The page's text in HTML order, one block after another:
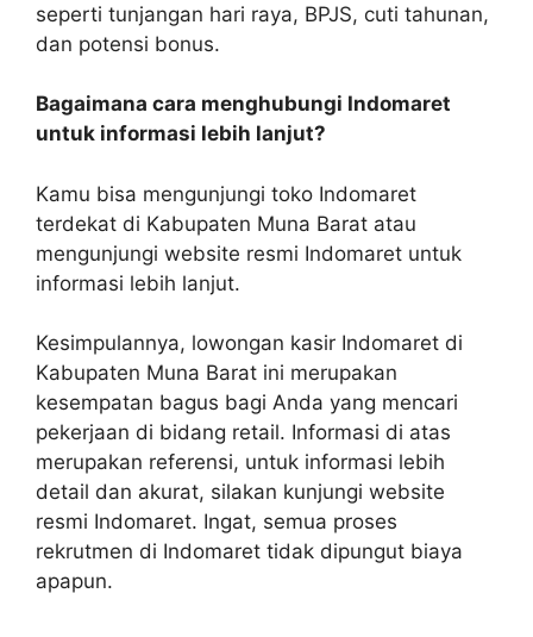
seperti tunjangan hari raya, BPJS, cuti tahunan,
dan potensi bonus.
Bagaimana cara menghubungi Indomaret
untuk informasi lebih lanjut?
Kamu bisa mengunjungi toko Indomaret
terdekat di Kabupaten Muna Barat atau
mengunjungi website resmi Indomaret untuk
informasi lebih lanjut.
Kesimpulannya, lowongan kasir Indomaret di
Kabupaten Muna Barat ini merupakan
kesempatan bagus bagi Anda yang mencari
pekerjaan di bidang retail. Informasi di atas
merupakan referensi, untuk informasi lebih
detail dan akurat, silakan kunjungi website
resmi Indomaret. Ingat, semua proses
rekrutmen di Indomaret tidak dipungut biaya
apapun.